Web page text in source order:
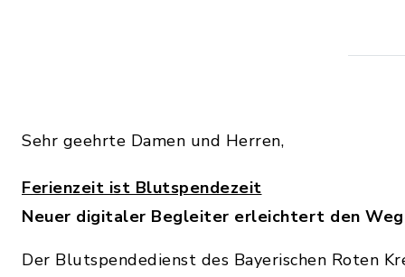
Sehr geehrte Damen und Herren,
Ferienzeit ist Blutspendezeit
Neuer digitaler Begleiter erleichtert den
Der Blutspendedienst des Bayerischen Roten